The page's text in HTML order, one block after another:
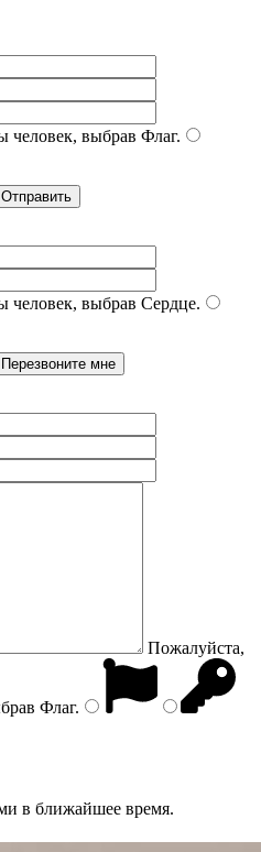
человек, выбрав Флаг.
человек, выбрав Сердце.
Пожалуйста,
Флаг.
в ближайшее время.